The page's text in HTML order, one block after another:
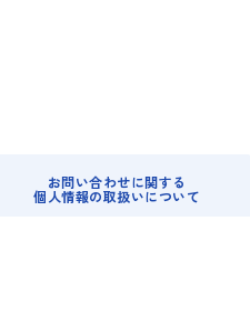
お問い合わせに関する
個人情報の取扱いについて